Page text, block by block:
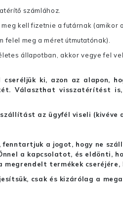
számlához.
kell fizetnie a futárnak (amikor
meg a méret útmutatónak).
állapotban, akkor vegye fel
ki, azon az alapon,
Választhat visszatérítést
az ügyfél viseli (kivéve
a jogot, hogy ne
a kapcsolatot, és eldönti,
termékek cseréjére,
csak és kizárólag a